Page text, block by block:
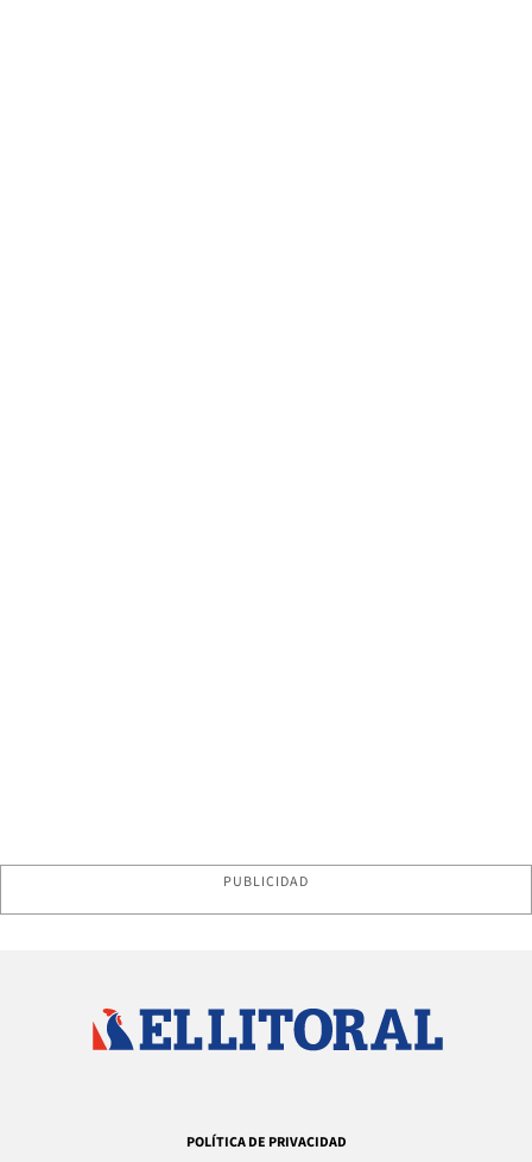
PUBLICIDAD
POLÍTICA DE PRIVACIDAD